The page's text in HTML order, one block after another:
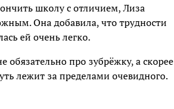
школу с отличием, Лиза
Она добавила, что трудности
ей очень легко.
про зубрёжку, а скорее
лежит за пределами очевидного.